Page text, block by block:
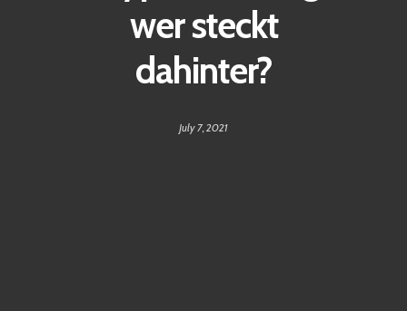
wer steckt
dahinter?
July 7, 2021